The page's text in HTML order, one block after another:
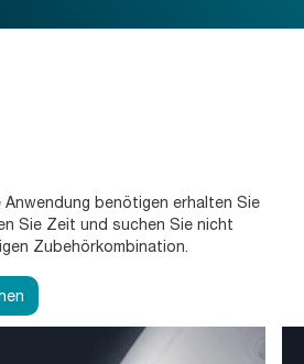
Anwendung benötigen erhalten Sie
Sie Zeit und suchen Sie nicht
Zubehörkombination.